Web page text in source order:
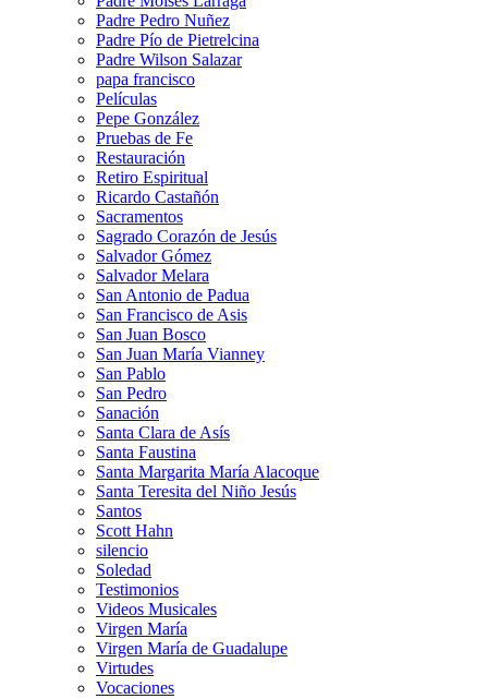
Padre Pedro Nuñez
Padre Pío de Pietrelcina
Padre Wilson Salazar
papa francisco
Películas
Pepe González
Pruebas de Fe
Restauración
Retiro Espiritual
Ricardo Castañón
Sacramentos
Sagrado Corazón de Jesús
Salvador Gómez
Salvador Melara
San Antonio de Padua
San Francisco de Asis
San Juan Bosco
San Juan María Vianney
San Pablo
San Pedro
Sanación
Santa Clara de Asís
Santa Faustina
Santa Margarita María Alacoque
Santa Teresita del Niño Jesús
Santos
Scott Hahn
silencio
Soledad
Testimonios
Videos Musicales
Virgen María
Virgen María de Guadalupe
Virtudes
Vocaciones